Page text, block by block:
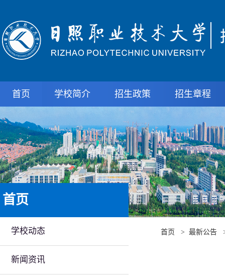
首页 学校简介 招生政策 招生章程
首页
学校动态
新闻资讯
首页 > 最新公告